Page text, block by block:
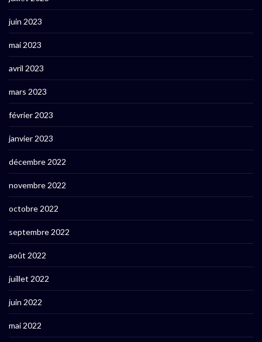
juin 2023
mai 2023
avril 2023
mars 2023
février 2023
janvier 2023
décembre 2022
novembre 2022
octobre 2022
septembre 2022
août 2022
juillet 2022
juin 2022
mai 2022